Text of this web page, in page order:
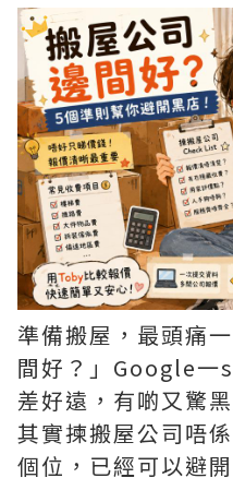
準備搬屋，最頭痛
間好？」Google一
差好遠，有啲又驚
其實揀搬屋公司唔
個位，已經可以避